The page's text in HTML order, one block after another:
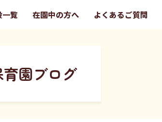
覧 在園中の方へ よくあるご質問
園ブログ